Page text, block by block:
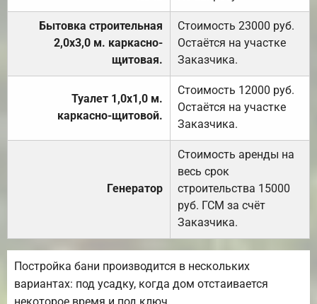
Бытовка строительная
2,0х3,0 м. каркасно-
щитовая.
Стоимость 23000 руб.
Остаётся на участке
Заказчика.
Туалет 1,0х1,0 м.
каркасно-щитовой.
Стоимость 12000 руб.
Остаётся на участке
Заказчика.
Генератор
Стоимость аренды на
весь срок
строительства 15000
руб. ГСМ за счёт
Заказчика.
Постройка бани производится в нескольких
вариантах: под усадку, когда дом отстаивается